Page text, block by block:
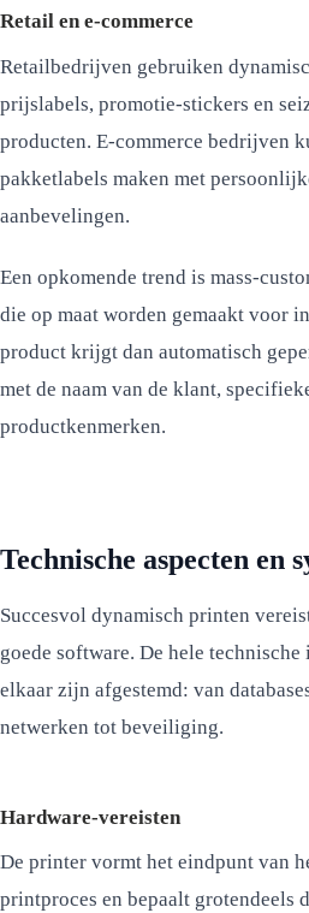
Retail en e-commerce
Retailbedrijven gebruiken
prijslabels, promotie-stickers en
producten. E-commerce bedrijven
pakketlabels maken met
aanbevelingen.
Een opkomende trend is mass-
die op maat worden gemaakt voor
product krijgt dan automatisch
met de naam van de klant,
productkenmerken.
Technische aspecten en
Succesvol dynamisch printen
goede software. De hele
elkaar zijn afgestemd: van
netwerken tot beveiliging.
Hardware-vereisten
De printer vormt het eindpunt van
printproces en bepaalt grotendeels